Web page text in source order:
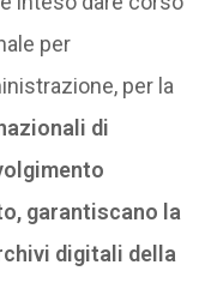
per
per la
di
garantiscano la
digitali della